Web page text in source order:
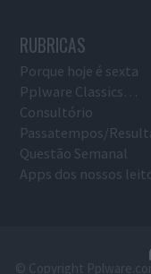
RUBRICAS
Porque hoje é sexta
Pplware Classics…
Consultório
Passatempos/
Questão Semanal
Apps dos nossos
© Copyright